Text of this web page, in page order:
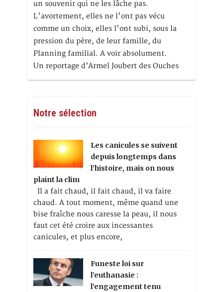
un souvenir qui ne les lâche pas.
L'avortement, elles ne l'ont pas vécu
comme un choix, elles l'ont subi, sous la
pression du père, de leur famille, du
Planning familial. A voir absolument.
Un reportage d’Armel Joubert des Ouches
Notre sélection
Les canicules se suivent
depuis longtemps dans
l’histoire, mais on nous
plaint la clim
Il a fait chaud, il fait chaud, il va faire
chaud. A tout moment, même quand une
bise fraîche nous caresse la peau, il nous
faut cet été croire aux incessantes
canicules, et plus encore,
Funeste loi sur
l’euthanasie :
l’engagement tenu